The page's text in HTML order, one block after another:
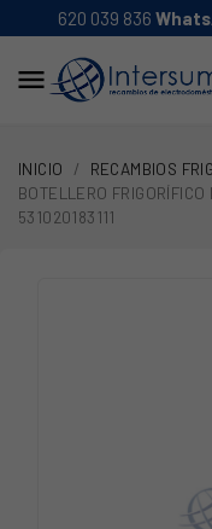
620 039 836

INICIO RECAMBIOS
BOTELLERO
531020183111